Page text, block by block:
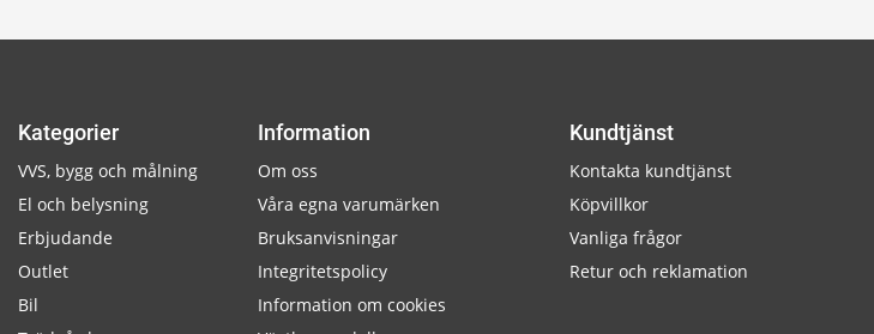
Kategorier
VVS, bygg och målning
El och belysning
Erbjudande
Outlet
Bil
Information
Om oss
Våra egna varumärken
Bruksanvisningar
Integritetspolicy
Information om cookies
Kundtjänst
Kontakta kundtjänst
Köpvillkor
Vanliga frågor
Retur och reklamation